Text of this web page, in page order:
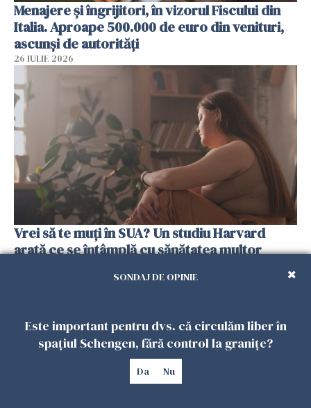
Menajere și îngrijitori, în vizorul Fiscului din
Italia. Aproape 500.000 de euro din venituri,
ascunși de autorități
26 IULIE 2026
Vrei să te muți în SUA? Un studiu Harvard
arată ce se întâmplă cu sănătatea multor
SONDAJ DE OPINIE
Este important pentru dvs. că circulăm liber în
spațiul Schengen, fără control la granițe?
Da Nu